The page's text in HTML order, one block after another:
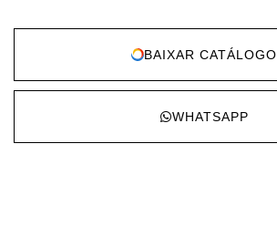
BAIXAR CATÁLOGO
WHATSAPP